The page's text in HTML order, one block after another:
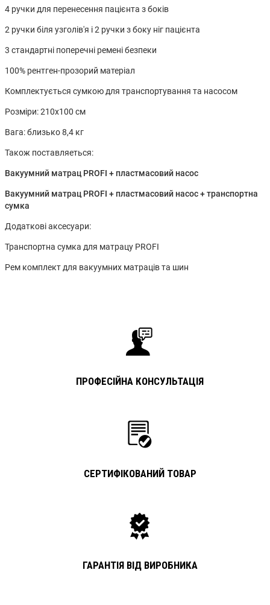
4 ручки для перенесення пацієнта з боків
2 ручки біля узголів'я і 2 ручки з боку ніг пацієнта
3 стандартні поперечні ремені безпеки
100% рентген-прозорий матеріал
Комплектується сумкою для транспортування та насосом
Розміри: 210x100 см
Вага: близько 8,4 кг
Також поставляеться:
Вакуумний матрац PROFI + пластмасовий насос
Вакуумний матрац PROFI + пластмасовий насос + транспортна
сумка
Додаткові аксесуари:
Транспортна сумка для матрацу PROFI
Рем комплект для вакуумних матраців та шин
ПРОФЕСІЙНА КОНСУЛЬТАЦІЯ
СЕРТИФІКОВАНИЙ ТОВАР
ГАРАНТІЯ ВІД ВИРОБНИКА